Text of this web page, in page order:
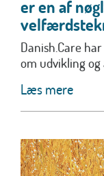
er en af
Danish.Care
om udvikling og
Læs mere